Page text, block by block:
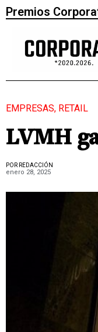
Premios
EMPRESAS, RETAIL
LVMH
POR REDACCIÓN
enero 28, 2025